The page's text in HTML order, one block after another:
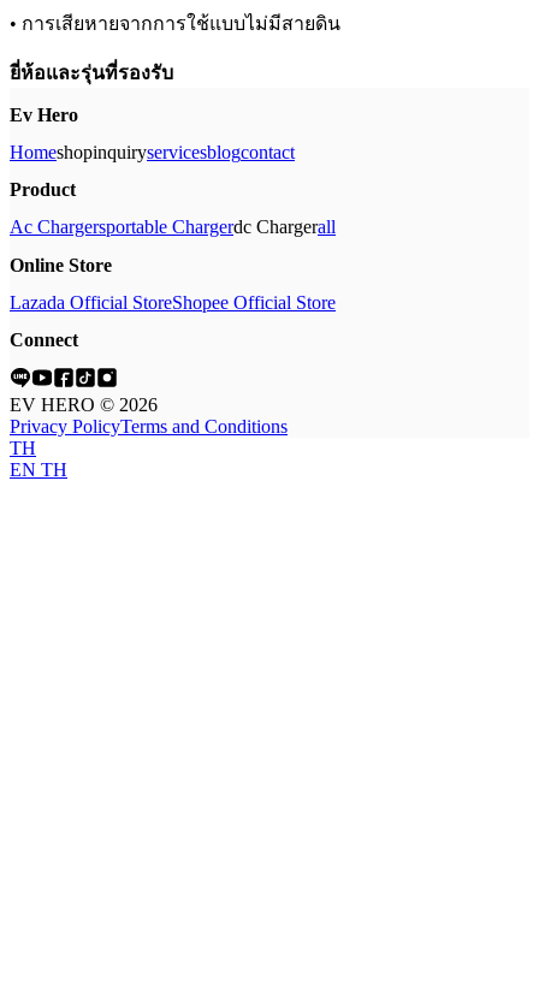
• การเสียหายจากการใช้แบบไม่มีสายดิน
ยี่ห้อและรุ่นที่รองรับ
Ev Hero
HomeShopInquiryServicesBlogContact
Product
Ac ChargersPortable ChargerDc ChargerAll
Online Store
Lazada Official StoreShopee Official Store
Connect
EV HERO © 2026
Privacy PolicyTerms and Conditions
TH
EN TH